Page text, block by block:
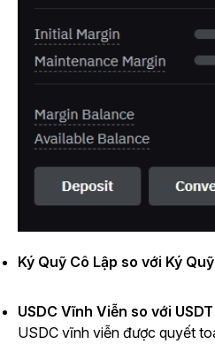
Ký Quỹ Cô Lập so với Ký
USDC Vĩnh Viễn so với
USDC vĩnh viễn được quyết